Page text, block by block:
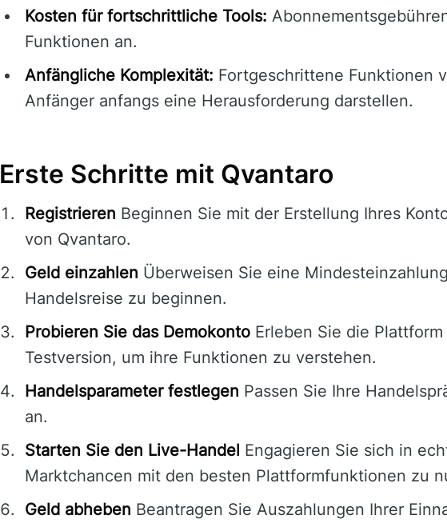
Kosten für fortschrittliche Tools:
Funktionen an.
Anfängliche Komplexität: Fortgeschrittene Funktionen
Anfänger anfangs eine Herausforderung darstellen.
Erste Schritte mit Qvantaro
Registrieren Beginnen Sie mit der Erstellung Ihres
von Qvantaro.
Geld einzahlen Überweisen Sie eine
Handelsreise zu beginnen.
Probieren Sie das Demokonto Erleben Sie die
Testversion, um ihre Funktionen zu verstehen.
Handelsparameter festlegen Passen Sie Ihre
an.
Starten Sie den Live-Handel Engagieren Sie sich in
Marktchancen mit den besten Plattformfunktionen zu
Geld abheben Beantragen Sie Auszahlungen Ihrer